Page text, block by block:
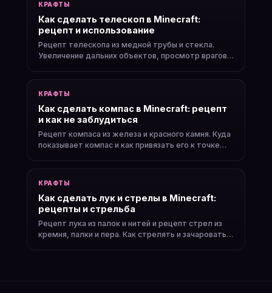
КРАФТЫ
Как сделать телескоп в Minecraft:
рецепт и использование
Рецепт телескопа из медной трубы и стекла.
Увеличение дальних объектов, просмотр врагов
КРАФТЫ
Как сделать компас в Minecraft: рецепт
и как не заблудиться
Рецепт компаса из железа и красного камня. Куда
показывает компас и как привязать его к точке
КРАФТЫ
Как сделать лук и стрелы в Minecraft:
рецепты и стрельба
Рецепт лука из палок и нитей и рецепт стрел из
кремня, палки и пера. Как стрелять и зачаровать